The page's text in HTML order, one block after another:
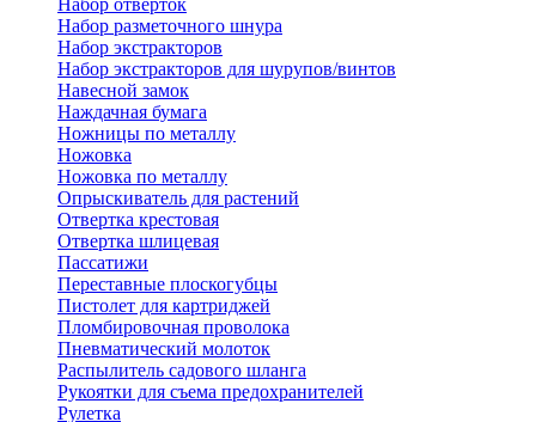
Набор отверток
Набор разметочного шнура
Набор экстракторов
Набор экстракторов для шурупов/винтов
Навесной замок
Наждачная бумага
Ножницы по металлу
Ножовка
Ножовка по металлу
Опрыскиватель для растений
Отвертка крестовая
Отвертка шлицевая
Пассатижи
Переставные плоскогубцы
Пистолет для картриджей
Пломбировочная проволока
Пневматический молоток
Распылитель садового шланга
Рукоятки для съема предохранителей
Рулетка